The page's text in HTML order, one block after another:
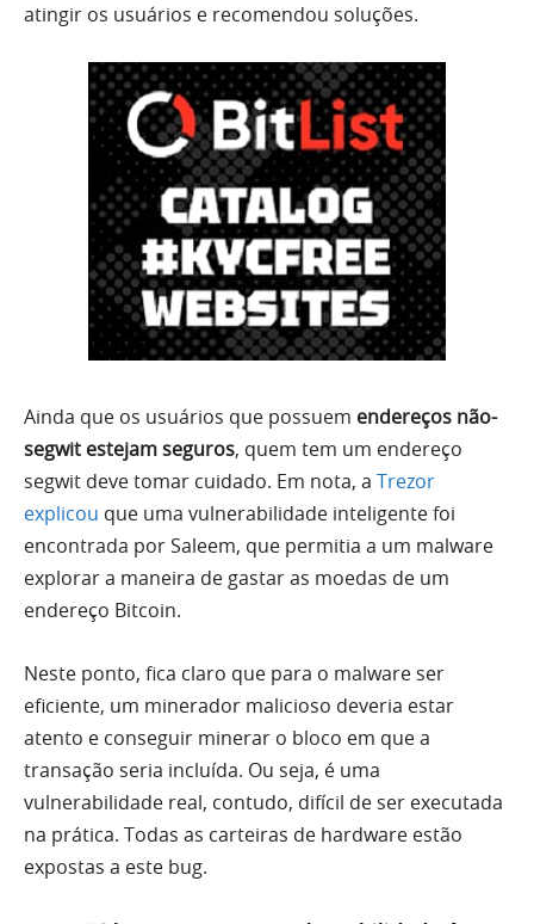
atingir os usuários e recomendou soluções.
Ainda que os usuários que possuem endereços não-
segwit estejam seguros, quem tem um endereço
segwit deve tomar cuidado. Em nota, a Trezor
explicou que uma vulnerabilidade inteligente foi
encontrada por Saleem, que permitia a um malware
explorar a maneira de gastar as moedas de um
endereço Bitcoin.
Neste ponto, fica claro que para o malware ser
eficiente, um minerador malicioso deveria estar
atento e conseguir minerar o bloco em que a
transação seria incluída. Ou seja, é uma
vulnerabilidade real, contudo, difícil de ser executada
na prática. Todas as carteiras de hardware estão
expostas a este bug.